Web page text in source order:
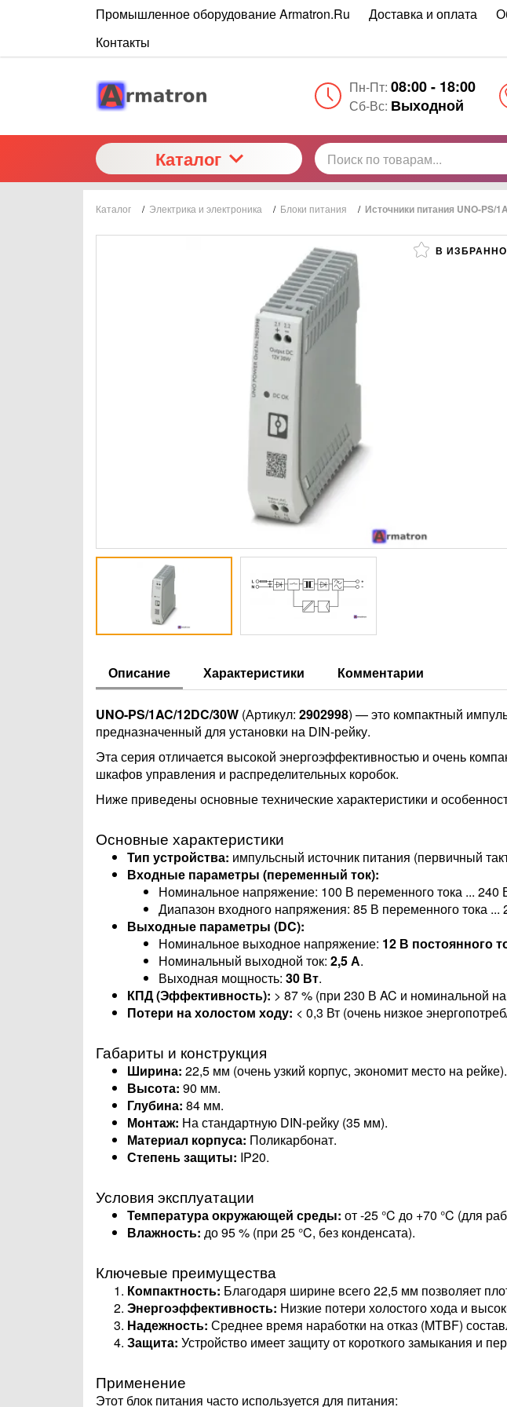
Промышленное оборудование Armatron.Ru Доставка и оплата
Контакты
Пн-Пт: 08:00 - 18:00
Сб-Вс: Выходной
Каталог
Каталог / Электрика и электроника / Блоки питания / Источники питания UNO-PS/
В
Описание Характеристики Комментарии
UNO-PS/1AC/12DC/30W (Артикул: 2902998) — это компактный
предназначенный для установки на DIN-рейку.
Эта серия отличается высокой энергоэффективностью и очень
шкафов управления и распределительных коробок.
Ниже приведены основные технические характеристики и
Основные характеристики
Тип устройства: импульсный источник питания (первичный
Входные параметры (переменный ток):
Номинальное напряжение: 100 В переменного тока ... 240
Диапазон входного напряжения: 85 В переменного тока ...
Выходные параметры (DC):
Номинальное выходное напряжение: 12 В постоянного
Номинальный выходной ток: 2,5 А.
Выходная мощность: 30 Вт.
КПД (Эффективность): > 87 % (при 230 В AC и номинальной
Потери на холостом ходу: < 0,3 Вт (очень низкое
Габариты и конструкция
Ширина: 22,5 мм (очень узкий корпус, экономит место на рейке).
Высота: 90 мм.
Глубина: 84 мм.
Монтаж: На стандартную DIN-рейку (35 мм).
Материал корпуса: Поликарбонат.
Степень защиты: IP20.
Условия эксплуатации
Температура окружающей среды: от -25 °C до +70 °C (для
Влажность: до 95 % (при 25 °C, без конденсата).
Ключевые преимущества
Компактность: Благодаря ширине всего 22,5 мм позволяет
Энергоэффективность: Низкие потери холостого хода и
Надежность: Среднее время наработки на отказ (MTBF)
Защита: Устройство имеет защиту от короткого замыкания и
Применение
Этот блок питания часто используется для питания: